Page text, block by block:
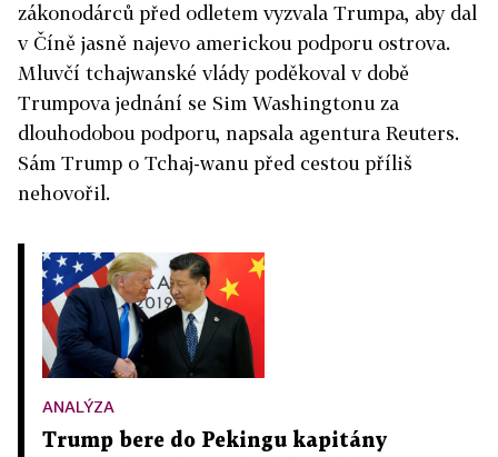
zákonodárců před odletem vyzvala Trumpa, aby dal
v Číně jasně najevo americkou podporu ostrova.
Mluvčí tchajwanské vlády poděkoval v době
Trumpova jednání se Sim Washingtonu za
dlouhodobou podporu, napsala agentura Reuters.
Sám Trump o Tchaj-wanu před cestou příliš
nehovořil.
ANALÝZA
Trump bere do Pekingu kapitány